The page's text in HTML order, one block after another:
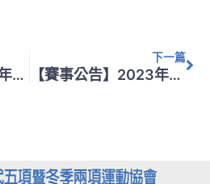
【輪次表公告】112年第16屆全國中正盃冬季兩項(直排輪射擊)運動錦標賽 輪次表
下一篇
【賽事公告】2023年度現代五項國際賽事選拔賽